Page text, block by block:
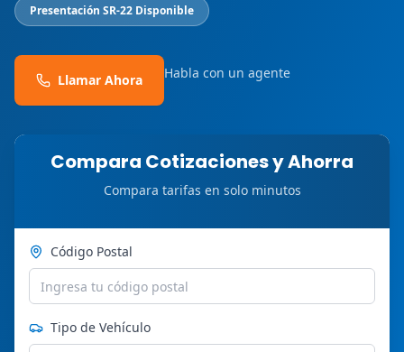
Presentación SR-22 Disponible
Llamar Ahora Habla con un agente
Compara Cotizaciones y Ahorra
Compara tarifas en solo minutos
Código Postal
Tipo de Vehículo